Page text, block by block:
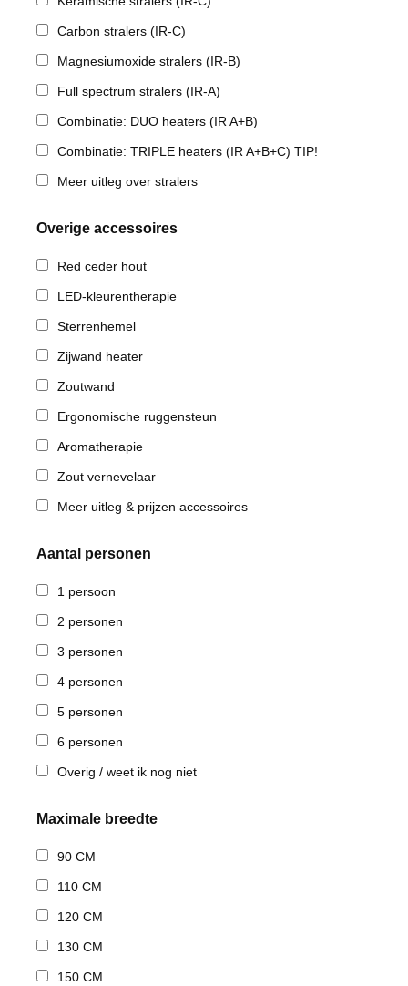
Carbon stralers (IR-C)
Magnesiumoxide stralers (IR-B)
Full spectrum stralers (IR-A)
Combinatie: DUO heaters (IR A+B)
Combinatie: TRIPLE heaters (IR A+B+C) TIP!
Meer uitleg over stralers
Overige accessoires
Red ceder hout
LED-kleurentherapie
Sterrenhemel
Zijwand heater
Zoutwand
Ergonomische ruggensteun
Aromatherapie
Zout vernevelaar
Meer uitleg & prijzen accessoires
Aantal personen
1 persoon
2 personen
3 personen
4 personen
5 personen
6 personen
Overig / weet ik nog niet
Maximale breedte
90 CM
110 CM
120 CM
130 CM
150 CM